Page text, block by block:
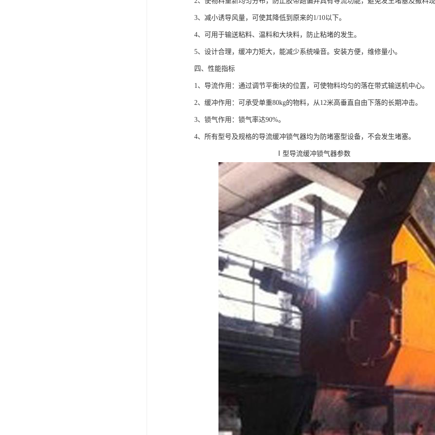
3、减小诱导风量，可使其降低到原来的1/10以下。
4、可用于输送粘料、温料和大块料，防止粘堵的发生。
5、设计合理，缓冲力矩大，能减少系统噪音。安装方便，维修量小。
四、性能指标
1、导流作用：通过调节平衡块的位置，可使物料均匀的落在带式输送机中心。
2、缓冲作用：可承受单重80kg的物料，从12米高垂直自由下落的长期冲击。
3、锁气作用：锁气率达90%。
4、所有型号及规格的导流缓冲锁气器均为防堵塞型设备，不会发生堵塞。
Ⅰ型导流缓冲锁气器参数